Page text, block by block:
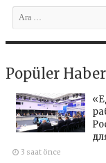
Popüler
3 saat önce